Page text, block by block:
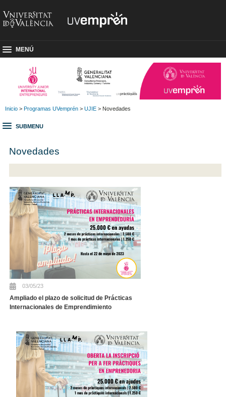
MENÚ
Inicio > Programas UVemprén > UJIE > Novedades
SUBMENU
Novedades
03/05/23
Ampliado el plazo de solicitud de Prácticas
Internacionales de Emprendimiento